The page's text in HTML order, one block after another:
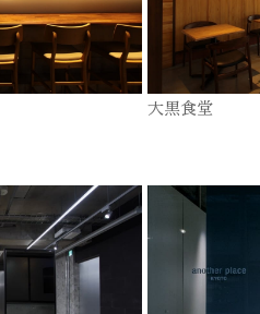
大黒食堂